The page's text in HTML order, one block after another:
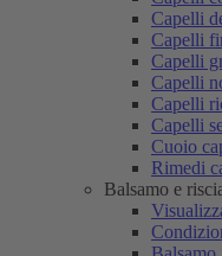
Capelli
Capelli
Capelli
Capelli
Capelli
Capelli
Cuoio
Rimedi
Balsamo e